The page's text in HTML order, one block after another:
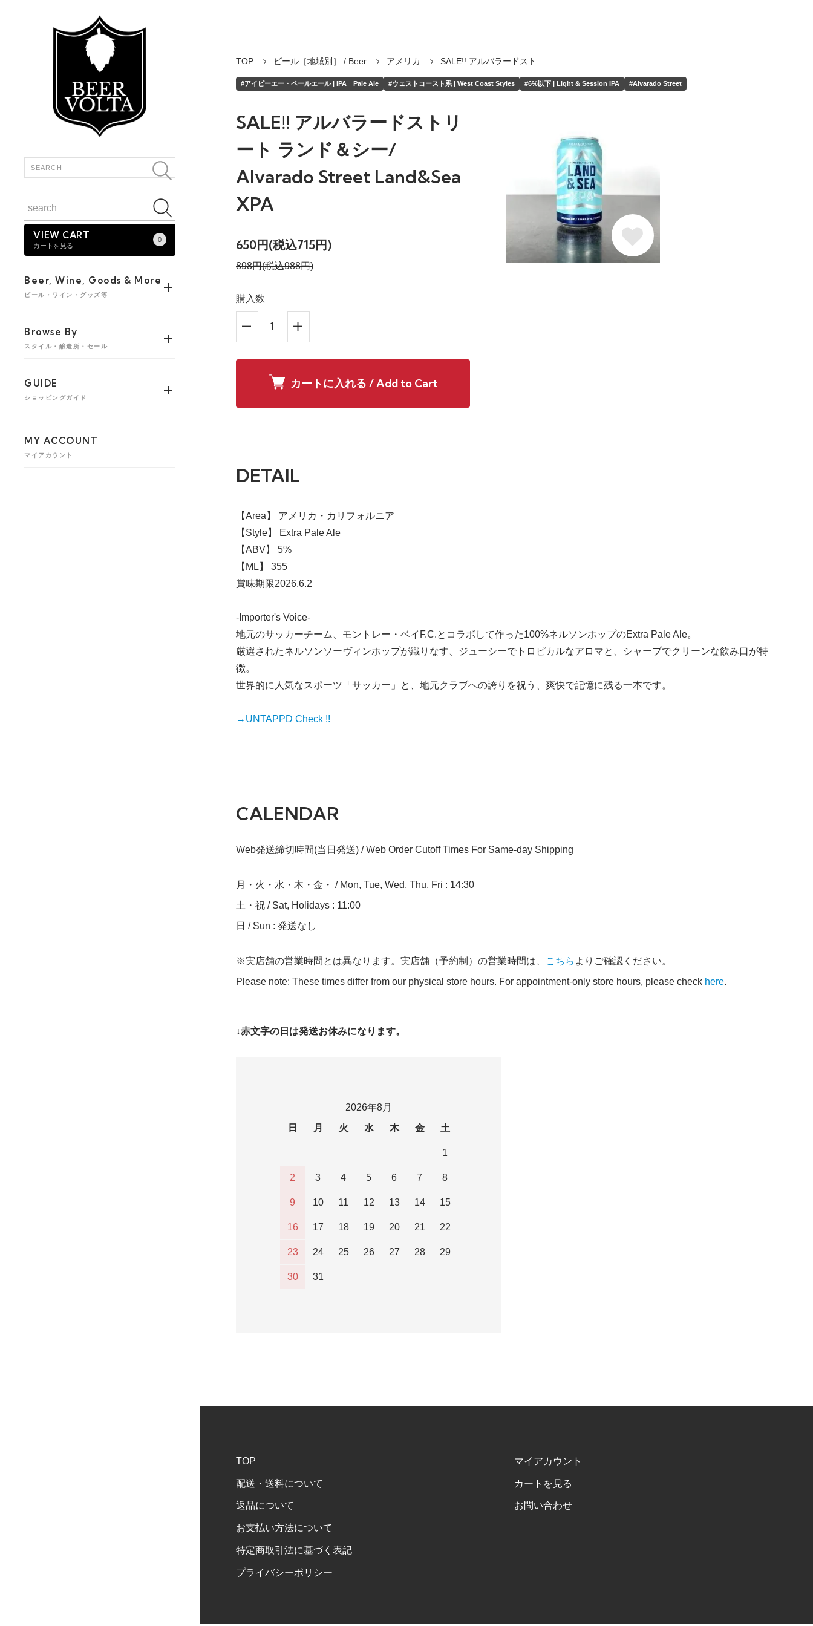
VIEW CART
カートを見る
0
Beer, Wine, Goods & More
ビール・ワイン・グッズ等
Browse By
スタイル・醸造所・セール
GUIDE
ショッピングガイド
MY ACCOUNT
マイアカウント
TOP ビール［地域別］ / Beer アメリカ SALE!! アルバラードスト
#アイピーエー・ペールエール | IPA Pale Ale #ウェストコースト系 | West Coast Styles #6%以下 | Light & Session IPA #Alvarado Street
SALE!! アルバラードストリ
ート ランド＆シー/
Alvarado Street Land&Sea
XPA
650円(税込715円)
898円(税込988円)
購入数
カートに入れる / Add to Cart
DETAIL
【Area】 アメリカ・カリフォルニア
【Style】 Extra Pale Ale
【ABV】 5%
【ML】 355
賞味期限2026.6.2
-Importer's Voice-
地元のサッカーチーム、モントレー・ベイF.C.とコラボして作った100%ネルソンホップのExtra Pale Ale。
厳選されたネルソンソーヴィンホップが織りなす、ジューシーでトロピカルなアロマと、シャープでクリーンな飲み口が特
徴。
世界的に人気なスポーツ「サッカー」と、地元クラブへの誇りを祝う、爽快で記憶に残る一本です。
→UNTAPPD Check !!
CALENDAR
Web発送締切時間(当日発送) / Web Order Cutoff Times For Same-day Shipping
月・火・水・木・金・ / Mon, Tue, Wed, Thu, Fri : 14:30
土・祝 / Sat, Holidays : 11:00
日 / Sun : 発送なし
※実店舗の営業時間とは異なります。実店舗（予約制）の営業時間は、 こちら よりご確認ください。
Please note: These times differ from our physical store hours. For appointment-only store hours, please check here.
↓赤文字の日は発送お休みになります。
2026年8月
日
月 火 水 木 金 土
1
2 3 4 5 6 7 8
9 10 11 12 13 14 15
16 17 18 19 20 21 22
23 24 25 26 27 28 29
30 31
TOP
配送・送料について
返品について
お支払い方法について
特定商取引法に基づく表記
プライバシーポリシー
マイアカウント
カートを見る
お問い合わせ